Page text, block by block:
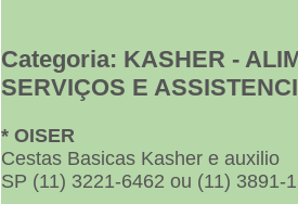
Categoria: KASHER -
SERVIÇOS E
* OISER
Cestas Basicas Kasher e auxilio
SP (11) 3221-6462 ou (11) 3891-